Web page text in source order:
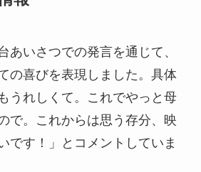
あいさつでの発言を通じて、
の喜びを表現しました。具体
うれしくて。これでやっと母
で。これからは思う存分、映
です！」とコメントしていま